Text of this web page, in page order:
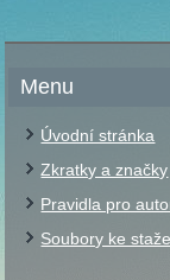
Menu
Úvodní stránka
Zkratky a značky
Pravidla pro
Soubory ke